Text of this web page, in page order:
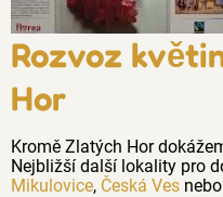
Rozvoz
Hor
Kromě Zlatých Hor
Nejbližší další lokality pro
Mikulovice, Česká Ves nebo